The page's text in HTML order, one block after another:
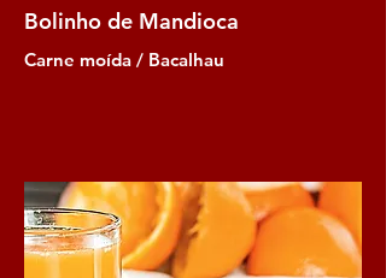
Bolinho de Mandioca
Carne moída / Bacalhau